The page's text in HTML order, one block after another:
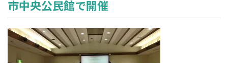
市中央公民館で開催